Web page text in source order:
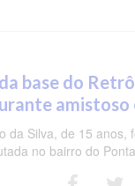
base do
amistoso
da Silva, de 15
no bairro do